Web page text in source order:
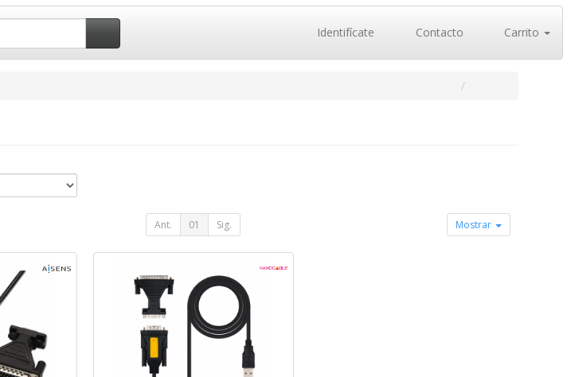
Identifícate Contacto Carrito
Ant. 01 Sig. Mostrar